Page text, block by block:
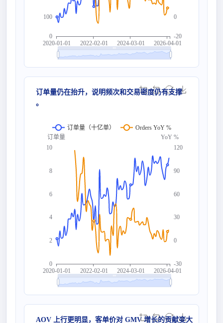
0
100
-20
0
2020-01-01 2022-02-01 2024-03-01 2026-04-01
订单量 YoY %
0
2
4
6
8
10
-30
0
30
60
90
120
2020-01-01 2022-02-01 2024-03-01 2026-04-01
订单量（十亿单） Orders YoY %
订单量仍在抬升，说明频次和交易密度仍有支撑
。
AOV 上行更明显，客单价对 GMV 增长的贡献变大